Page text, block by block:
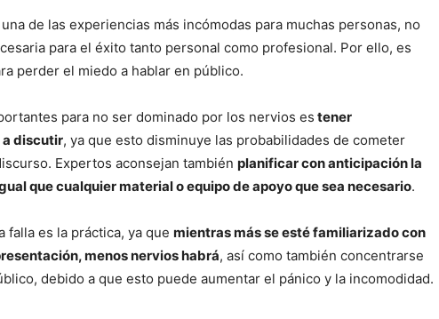
de las experiencias más incómodas para muchas personas, no
para el éxito tanto personal como profesional. Por ello, es
perder el miedo a hablar en público.
para no ser dominado por los nervios es tener
a discutir, ya que esto disminuye las probabilidades de cometer
Expertos aconsejan también planificar con anticipación la
que cualquier material o equipo de apoyo que sea necesario.
falla es la práctica, ya que mientras más se esté familiarizado con
menos nervios habrá, así como también concentrarse
debido a que esto puede aumentar el pánico y la incomodidad.